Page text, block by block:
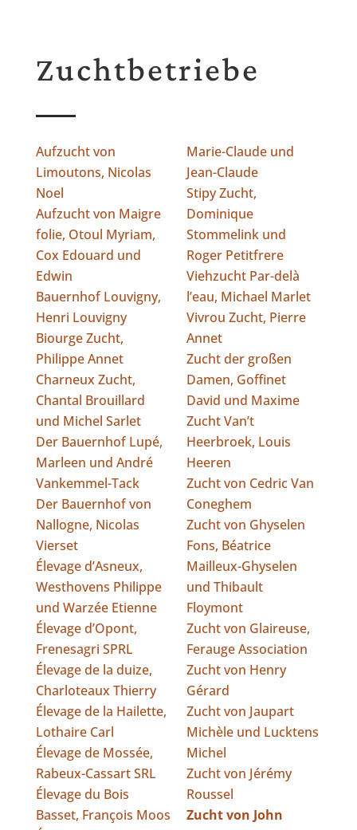
Zuchtbetriebe
Aufzucht von
Limoutons, Nicolas
Noel
Aufzucht von Maigre
folie, Otoul Myriam,
Cox Edouard und
Edwin
Bauernhof Louvigny,
Henri Louvigny
Biourge Zucht,
Philippe Annet
Charneux Zucht,
Chantal Brouillard
und Michel Sarlet
Der Bauernhof Lupé,
Marleen und André
Vankemmel-Tack
Der Bauernhof von
Nallogne, Nicolas
Vierset
Élevage d’Asneux,
Westhovens Philippe
und Warzée Etienne
Élevage d’Opont,
Frenesagri SPRL
Élevage de la duize,
Charloteaux Thierry
Élevage de la Hailette,
Lothaire Carl
Élevage de Mossée,
Rabeux-Cassart SRL
Élevage du Bois
Basset, François Moos
Marie-Claude und
Jean-Claude
Stipy Zucht,
Dominique
Stommelink und
Roger Petitfrere
Viehzucht Par-delà
l’eau, Michael Marlet
Vivrou Zucht, Pierre
Annet
Zucht der großen
Damen, Goffinet
David und Maxime
Zucht Van’t
Heerbroek, Louis
Heeren
Zucht von Cedric Van
Coneghem
Zucht von Ghyselen
Fons, Béatrice
Mailleux-Ghyselen
und Thibault
Floymont
Zucht von Glaireuse,
Ferauge Association
Zucht von Henry
Gérard
Zucht von Jaupart
Michèle und Lucktens
Michel
Zucht von Jérémy
Roussel
Zucht von John